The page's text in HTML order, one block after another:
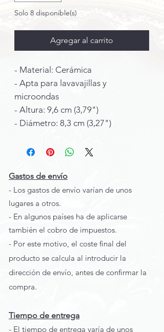
Solo 8 disponible(s)
Agregar al carrito
- Material: Cerámica
- Apta para lavavajillas y
microondas
- Altura: 9,6 cm (3,79")
- Diámetro: 8,3 cm (3,27")
Gastos de envío
- Los gastos de envío varían de unos
lugares a otros.
- En algunos países ha de aplicarse
también el cobro de impuestos.
- Por este motivo, el coste final del
producto se calcula al introducir la
dirección de envío, antes de confirmar la
compra.
Tiempo de entrega
- El tiempo de entrega varía de unos